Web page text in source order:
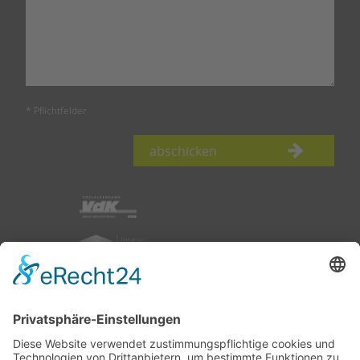
* Pflichtfelder
abschicken